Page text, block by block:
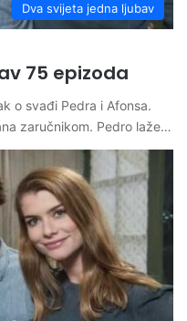
Dva svijeta jedna ljubav
75 epizoda
o svađi Pedra i Afonsa.
zaručnikom. Pedro laže…